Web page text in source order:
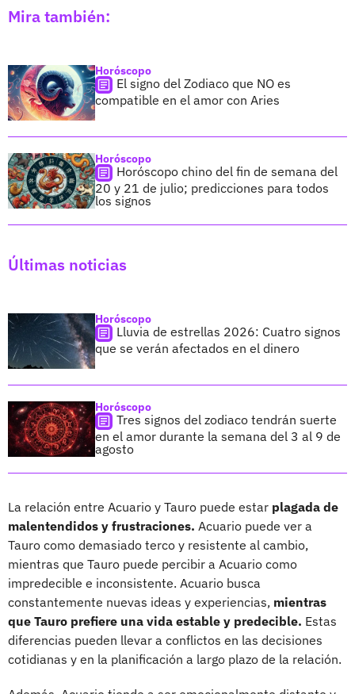
Mira también:
Horóscopo
El signo del Zodiaco que NO es
compatible en el amor con Aries
Horóscopo
Horóscopo chino del fin de semana del
20 y 21 de julio; predicciones para todos
los signos
Últimas noticias
Horóscopo
Lluvia de estrellas 2026: Cuatro signos
que se verán afectados en el dinero
Horóscopo
Tres signos del zodiaco tendrán suerte
en el amor durante la semana del 3 al 9 de
agosto
La relación entre Acuario y Tauro puede estar plagada de
malentendidos y frustraciones. Acuario puede ver a
Tauro como demasiado terco y resistente al cambio,
mientras que Tauro puede percibir a Acuario como
impredecible e inconsistente. Acuario busca
constantemente nuevas ideas y experiencias, mientras
que Tauro prefiere una vida estable y predecible. Estas
diferencias pueden llevar a conflictos en las decisiones
cotidianas y en la planificación a largo plazo de la relación.